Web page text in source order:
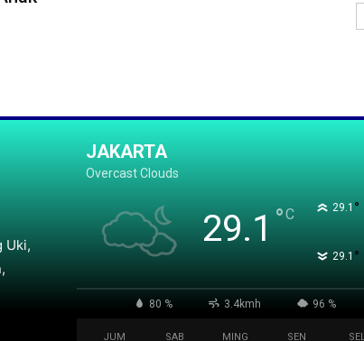
Uki,
JAKARTA
Overcast Clouds
29.1°C 29.1 °
29.1 °
80 % 3.4kmh 96 %
JUM SAB MING SEN